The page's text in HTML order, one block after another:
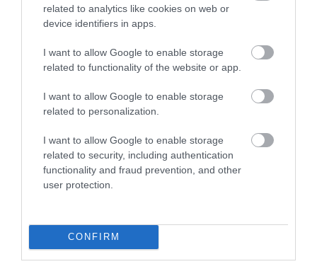
related to analytics like cookies on web or
device identifiers in apps.
I want to allow Google to enable storage
related to functionality of the website or app.
I want to allow Google to enable storage
related to personalization.
I want to allow Google to enable storage
related to security, including authentication
functionality and fraud prevention, and other
user protection.
CONFIRM
ÉLETSTÍLUS
Itt állunk világ legboldogabb országainak